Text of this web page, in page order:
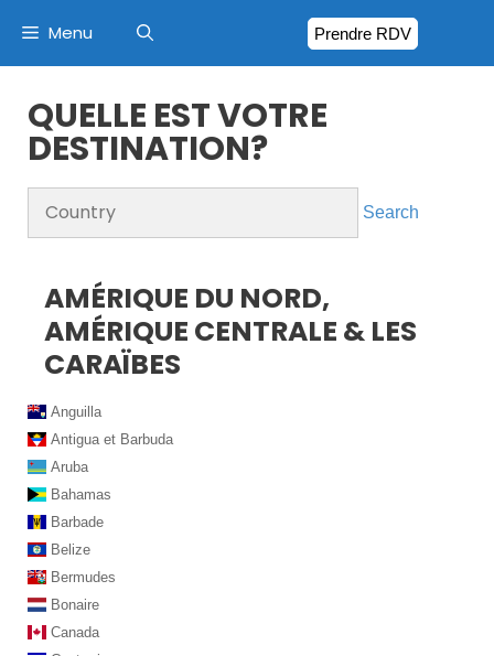
Prendre RDV
Menu
QUELLE EST VOTRE
DESTINATION?
Search
AMÉRIQUE DU NORD,
AMÉRIQUE CENTRALE & LES
CARAÏBES
Anguilla
Antigua et Barbuda
Aruba
Bahamas
Barbade
Belize
Bermudes
Bonaire
Canada